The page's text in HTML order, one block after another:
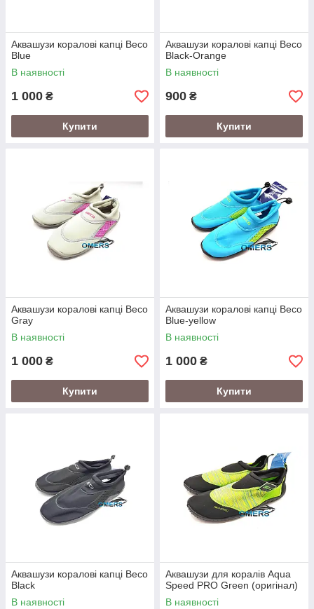
Аквашузи коралові капці Beco
Blue
В наявності
1 000 ₴
Купити
Аквашузи коралові капці Beco
Black-Orange
В наявності
900 ₴
Купити
Аквашузи коралові капці Beco
Gray
В наявності
1 000 ₴
Купити
Аквашузи коралові капці Beco
Blue-yellow
В наявності
1 000 ₴
Купити
Аквашузи коралові капці Beco
Black
В наявності
Аквашузи для коралів Aqua
Speed PRO Green (оригінал)
В наявності